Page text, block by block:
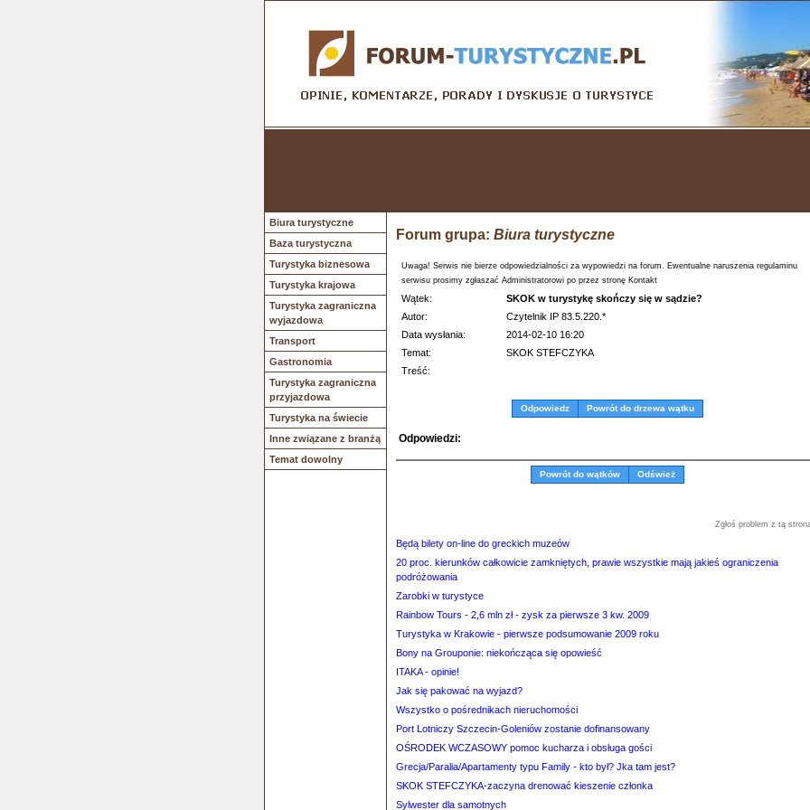
Biura turystyczne
Baza turystyczna
Turystyka biznesowa
Turystyka krajowa
Turystyka zagraniczna
wyjazdowa
Transport
Gastronomia
Turystyka zagraniczna
przyjazdowa
Turystyka na świecie
Inne związane z branżą
Temat dowolny
Forum grupa: Biura turystyczne
Uwaga! Serwis nie bierze odpowiedzialności za wypowiedzi na forum. Ewentualne naruszenia regulaminu
serwisu prosimy zgłaszać Administratorowi po przez stronę Kontakt
Wątek:
SKOK w turystykę skończy się w sądzie?
Autor:
Czytelnik IP 83.5.220.*
Data wysłania:
2014-02-10 16:20
Temat:
SKOK STEFCZYKA
Treść:
Odpowiedz Powrót do drzewa wątku
Odpowiedzi:
Powrót do wątków Odśwież
Zgłoś problem z tą
Będą bilety on-line do greckich muzeów
20 proc. kierunków całkowicie zamkniętych, prawie wszystkie mają jakieś ograniczenia
podróżowania
Zarobki w turystyce
Rainbow Tours - 2,6 mln zł - zysk za pierwsze 3 kw. 2009
Turystyka w Krakowie - pierwsze podsumowanie 2009 roku
Bony na Grouponie: niekończąca się opowieść
ITAKA - opinie!
Jak się pakować na wyjazd?
Wszystko o pośrednikach nieruchomości
Port Lotniczy Szczecin-Goleniów zostanie dofinansowany
OŚRODEK WCZASOWY pomoc kucharza i obsługa gości
Grecja/Paralia/Apartamenty typu Family - kto był? Jka tam jest?
SKOK STEFCZYKA-zaczyna drenować kieszenie członka
Sylwester dla samotnych